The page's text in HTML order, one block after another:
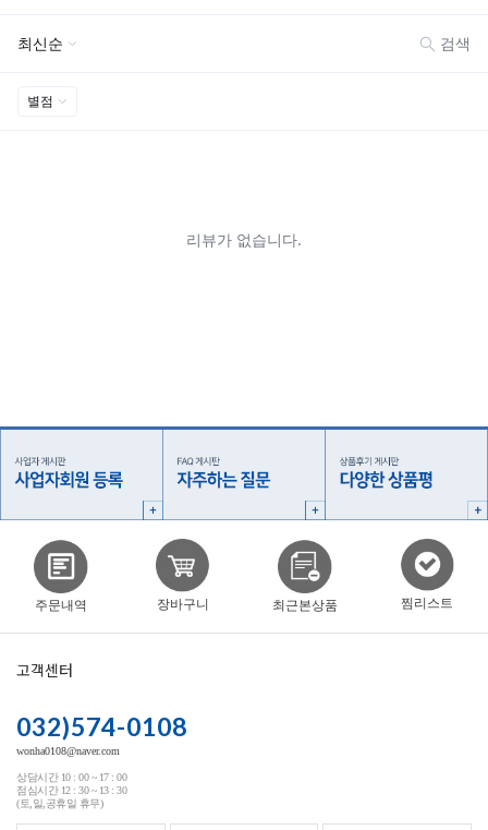
주문내역 장바구니 최근본상품 찜리스트
고객센터
032)574-0108
wonha0108@naver.com
상담시간 10 : 00 ~ 17 : 00
점심시간 12 : 30 ~ 13 : 30
(토,일,공휴일 휴무)